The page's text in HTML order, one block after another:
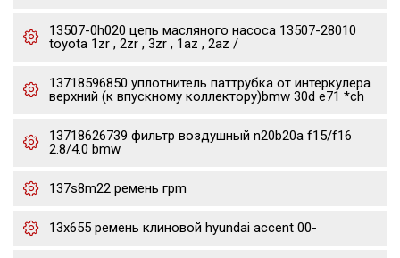
13507-0h020 цепь масляного насоса 13507-28010
toyota 1zr , 2zr , 3zr , 1az , 2az /
13718596850 уплотнитель паттрубка от интеркулера
верхний (к впускному коллектору)bmw 30d e71 *ch
13718626739 фильтр воздушный n20b20a f15/f16
2.8/4.0 bmw
137s8m22 ремень грm
13x655 ремень клиновой hyundai accent 00-